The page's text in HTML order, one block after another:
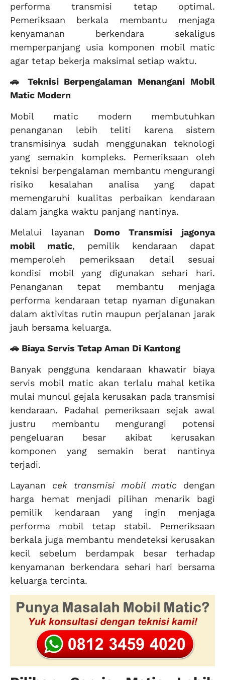
performa transmisi tetap optimal.
Pemeriksaan berkala membantu menjaga
kenyamanan berkendara sekaligus
memperpanjang usia komponen mobil matic
agar tetap bekerja maksimal setiap waktu.
🚗 Teknisi Berpengalaman Menangani Mobil
Matic Modern
Mobil matic modern membutuhkan
penanganan lebih teliti karena sistem
transmisinya sudah menggunakan teknologi
yang semakin kompleks. Pemeriksaan oleh
teknisi berpengalaman membantu mengurangi
risiko kesalahan analisa yang dapat
memengaruhi kualitas perbaikan kendaraan
dalam jangka waktu panjang nantinya.
Melalui layanan Domo Transmisi jagonya
mobil matic, pemilik kendaraan dapat
memperoleh pemeriksaan detail sesuai
kondisi mobil yang digunakan sehari hari.
Penanganan tepat membantu menjaga
performa kendaraan tetap nyaman digunakan
dalam aktivitas rutin maupun perjalanan jarak
jauh bersama keluarga.
🚗 Biaya Servis Tetap Aman Di Kantong
Banyak pengguna kendaraan khawatir biaya
servis mobil matic akan terlalu mahal ketika
mulai muncul gejala kerusakan pada transmisi
kendaraan. Padahal pemeriksaan sejak awal
justru membantu mengurangi potensi
pengeluaran besar akibat kerusakan
komponen yang semakin berat nantinya
terjadi.
Layanan cek transmisi mobil matic dengan
harga hemat menjadi pilihan menarik bagi
pemilik kendaraan yang ingin menjaga
performa mobil tetap stabil. Pemeriksaan
berkala juga membantu mendeteksi kerusakan
kecil sebelum berdampak besar terhadap
kenyamanan berkendara sehari hari bersama
keluarga tercinta.